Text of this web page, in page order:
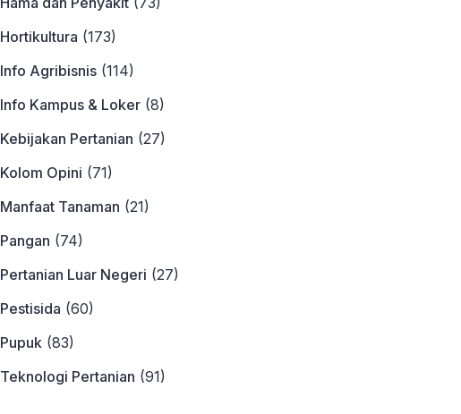
Hortikultura (173)
Info Agribisnis(114)
Info Kampus & Loker(8)
Kebijakan Pertanian (27)
Kolom Opini (71)
Manfaat Tanaman (21)
Pangan (74)
Pertanian Luar Negeri (27)
Pestisida (60)
Pupuk(83)
Teknologi Pertanian (91)